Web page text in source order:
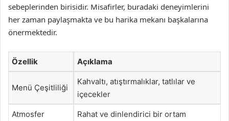
sebeplerinden birisidir. Misafirler, buradaki deneyimlerini
her zaman paylaşmakta ve bu harika mekanı başkalarına
önermektedir.
Özellik Açıklama
Menü Çeşitliliği
Kahvaltı, atıştırmalıklar, tatlılar ve
içecekler
Atmosfer Rahat ve dinlendirici bir ortam